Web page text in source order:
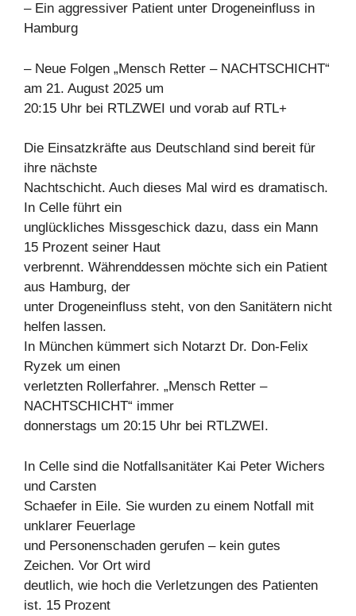
– Ein aggressiver Patient unter Drogeneinfluss in
Hamburg
– Neue Folgen „Mensch Retter – NACHTSCHICHT“
am 21. August 2025 um
20:15 Uhr bei RTLZWEI und vorab auf RTL+
Die Einsatzkräfte aus Deutschland sind bereit für
ihre nächste
Nachtschicht. Auch dieses Mal wird es dramatisch.
In Celle führt ein
unglückliches Missgeschick dazu, dass ein Mann
15 Prozent seiner Haut
verbrennt. Währenddessen möchte sich ein Patient
aus Hamburg, der
unter Drogeneinfluss steht, von den Sanitätern nicht
helfen lassen.
In München kümmert sich Notarzt Dr. Don-Felix
Ryzek um einen
verletzten Rollerfahrer. „Mensch Retter –
NACHTSCHICHT“ immer
donnerstags um 20:15 Uhr bei RTLZWEI.
In Celle sind die Notfallsanitäter Kai Peter Wichers
und Carsten
Schaefer in Eile. Sie wurden zu einem Notfall mit
unklarer Feuerlage
und Personenschaden gerufen – kein gutes
Zeichen. Vor Ort wird
deutlich, wie hoch die Verletzungen des Patienten
ist. 15 Prozent